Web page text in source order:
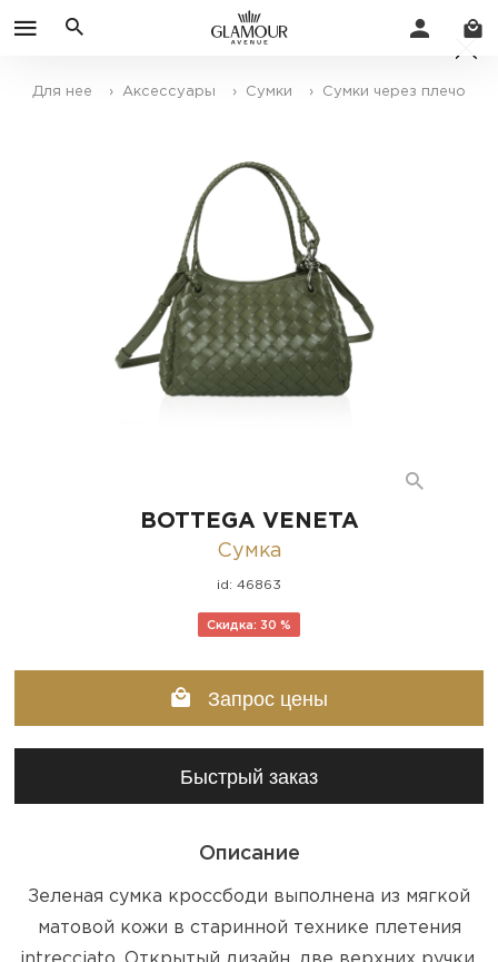
Для нее › Аксессуары › Сумки › Сумки через плечо
BOTTEGA VENETA
Сумка
id: 46863
Скидка: 30 %
Запрос цены
Быстрый заказ
Описание
Зеленая сумка кроссбоди выполнена из мягкой
матовой кожи в старинной технике плетения